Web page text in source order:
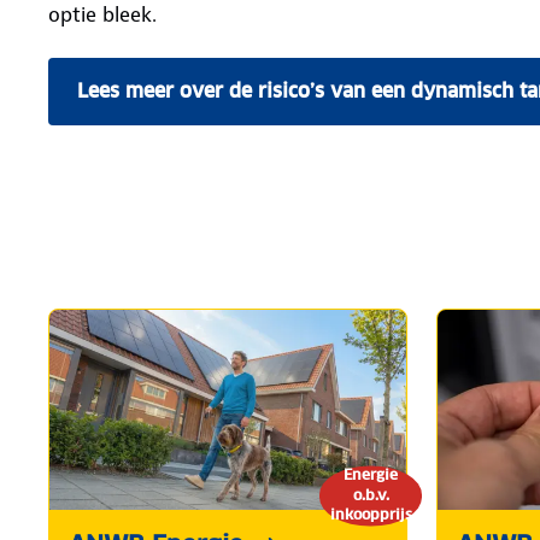
optie bleek.
Lees meer over de risico’s van een dynamisch
Energie
o.b.v.
inkoopprijs